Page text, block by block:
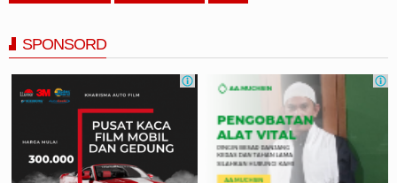
SPONSORD